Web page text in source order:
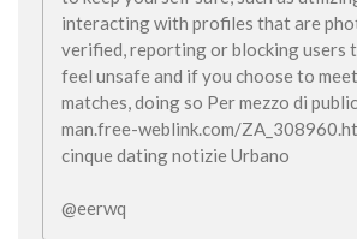
interacting with profiles that are
verified, reporting or blocking users
feel unsafe and if you choose to
matches, doing so Per mezzo di
man.free-weblink.com/
cinque dating notizie Urbano
@eerwq